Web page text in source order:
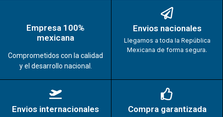
Empresa 100%
mexicana
Comprometidos con la calidad
y el desarrollo nacional.
Envios nacionales
Llegamos a toda la República
Mexicana de forma segura.
Envios internacionales Compra garantizada